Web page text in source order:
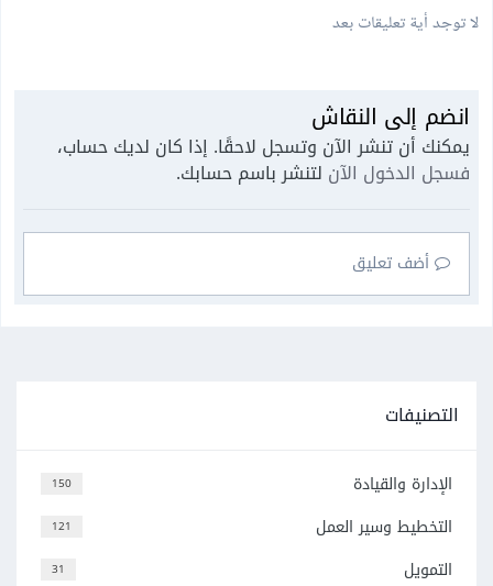
لا توجد أية تعليقات بعد
انضم إلى النقاش
يمكنك أن تنشر الآن وتسجل لاحقًا. إذا كان لديك حساب،
فسجل الدخول الآن لتنشر باسم حسابك.
أضف تعليق
التصنيفات
150 الإدارة والقيادة
121 التخطيط وسير العمل
31 التمويل